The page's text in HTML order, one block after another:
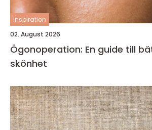
inspiration
02. August 2026
Ögonoperation: En guide till
skönhet